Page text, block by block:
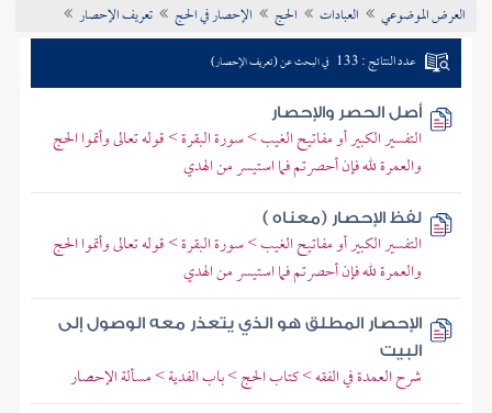
تراجم الأعلام
العرض الموضوعي العبادات الحج الإحصار في الحج تعريف الإحصار
عدد النتائج : 133 في البحث عن (تعريف الإحصار)
أصل الحصر والإحصار
التفسير الكبير أو مفاتيح الغيب > سورة البقرة > قوله تعالى وأتموا الحج
والعمرة لله فإن أحصرتم فما استيسر من الهدي
لفظ الإحصار (معناه )
التفسير الكبير أو مفاتيح الغيب > سورة البقرة > قوله تعالى وأتموا الحج
والعمرة لله فإن أحصرتم فما استيسر من الهدي
الإحصار المطلق هو الذي يتعذر معه الوصول إلى
البيت
شرح العمدة في الفقه > كتاب الحج > باب الفدية > مسألة الإحصار